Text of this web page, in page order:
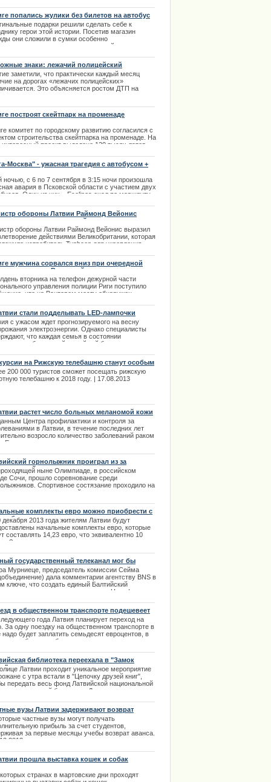
попались жулики без билетов на автобус
подарки решили сделать себе к
герои этой истории. Посетив магазин
они сложили в сумки особенно
модели одежды и спокойно прошли
не заметил воришек, но в итоге и удалось
покинуть территорию магазина.
знаки: лежачий полицейский
заметили, что практически каждый месяц
на дорогах «лежачих полицейских»
Это объясняется ростом ДТП на
построят скейтпарк на променаде
комитет по городскому развитию согласился с
строительства скейтпарка на променаде. На
интересный проект выделено 120 тысяч латов.
Москва" - ужасная трагедия с автобусом +
ночью, с 6 по 7 сентября в 3:15 ночи произошла
авария в Псковской области с участием двух
Один из них – Ecolines ехал по маршруту
в Москву. Есть жертвы.
обороны Латвии Раймонд Вейонис
удовлетворение действиями
обороны Латвии Раймонд Вейонис выразил
действиями Великобритании, которая
истребитель Typhoon для укрепления
перейдет от ВВС США к представителям
мужчина сорвался вниз при очередной
покорить Вантовый мост.
вторника на телефон дежурной части
управления полиции Риги поступило
что на Вантовом мосту обнаружен
прямиком к вантам.
стали подделывать LED-лампочки
c ужасом ждет прогнозируемого на весну
электроэнергии. Однако специалисты
что каждая семья в состоянии
собственный семейный бюджет, если
на Рижскую телебашню станут особым
для туристов
200 000 туристов сможет посещать рижскую
телебашню к 2018 году. | 17.08.2013
растет число больных меланомой кожи
Центра профилактики и контроля за
в Латвии, в течение последних лет
возросло количество заболеваний раком
Ежегодно порядка двухсот человек получают
формой рака кожи человека. | 10.10.2013
горнолыжник проиграл из за
тактики
ныне Олимпиаде, в российском
Сочи, прошло соревнование среди
Спортивное состязание проходило на
известного российского курорта –
комплекты евро можно приобрести с
декабря 2013 года жителям Латвии будут
начальные комплекты евро, которые
составлять 14,23 евро, что эквивалентно 10
За один раз один житель не имеет право
государственный телеканал мог бы
и на латышском языке
Мурниеце, председатель комиссии Сейма
дала комментарии агентству BNS в
ключе, что создать единый Балтийский
на русском языке возможно. Но ... |
в общественном транспорте подешевеет
года Латвия планирует переход на
За одну поездку на общественном транспорте в
надо будет заплатить семьдесят евроцентов, в
приобретение билета на проезд
евро. | 18.09.2013
библиотека переехала в "Замок
Латвии проходит уникальное мероприятие
с утра встали в "Цепочку друзей книг",
передать весь фонд Латвийской национальной
на левый берег реки Даугавы в новое
вузы Латвии задерживают возврат
частные вузы могут получать
прибыль за счет студентов,
за первые месяцы учебы возврат аванса.
прошла выставка кошек и собак
странах в мартовские дни проходят